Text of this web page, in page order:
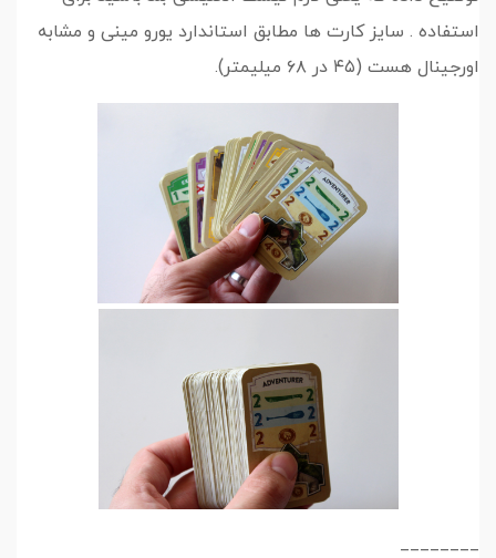
استفاده . سایز کارت ها مطابق استاندارد یورو مینی و مشابه
اورجینال هست (۴۵ در ۶۸ میلیمتر).
________